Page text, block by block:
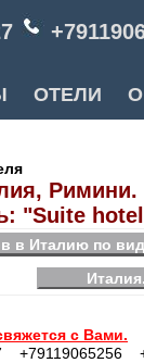
ОТЕЛИ
Римини.
"Suite
в Италию по
с Вами.
+79119065256